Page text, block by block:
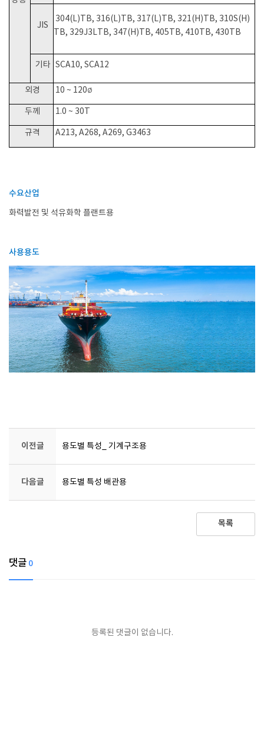
JIS
304(L)TB, 316(L)TB, 317(L)TB, 321(H)TB, 310S(H)
TB, 329J3LTB, 347(H)TB, 405TB, 410TB, 430TB
기타 SCA10, SCA12
외경 10 ~ 120ø
두께 1.0 ~ 30T
규격 A213, A268, A269, G3463
수요산업
화력발전 및 석유화학 플랜트용
사용용도
이전글 용도별 특성_ 기계구조용
다음글 용도별 특성 배관용
목록
댓글 0
등록된 댓글이 없습니다.